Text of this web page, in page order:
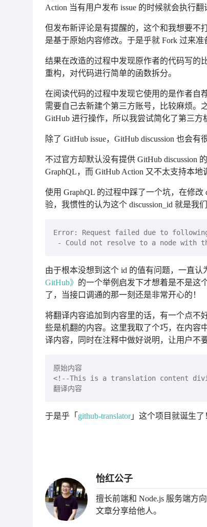
Action 当有用户发布 issue 的时候就会执行
但发布新评论是有提醒的，这个和我想要不
是基于原始内容修改。于是乎就 Fork 过来准
结果在改造的过程中发现原作者的代码写的
重构，对代码进行简单的函数拆分。
在阅读代码的过程中发现它使用的是作者自
需要自己去新建个第三方账号，比较麻烦。
GitHub 进行操作，所以我尝试简化了第三方
除了 GitHub issue，GitHub discussion 也会
不过官方却默认没有提供 GitHub discussion
GraphQL，而 GitHub Action 又不太支持本
使用 GraphQL 的过程中踩了一个坑，在修改
验，我惯性的认为这个 discussion_id 就是我
由于根本没想到这个 id 的值有问题，一直
GitHub》 的一个举例启发下才想着是不是这
了，当接口调通的那一刻还是非常开心的！
将翻译内容追加到内容里的话，有一个点不
些是机翻的内容。这里我取了个巧，在内容
译内容，同时在注释中做好说明，让用户不
于是乎「 github-translator」这个项目就诞生了
怡红公子
擅长前端和 Node.js 服务端方
文章分享给他人。